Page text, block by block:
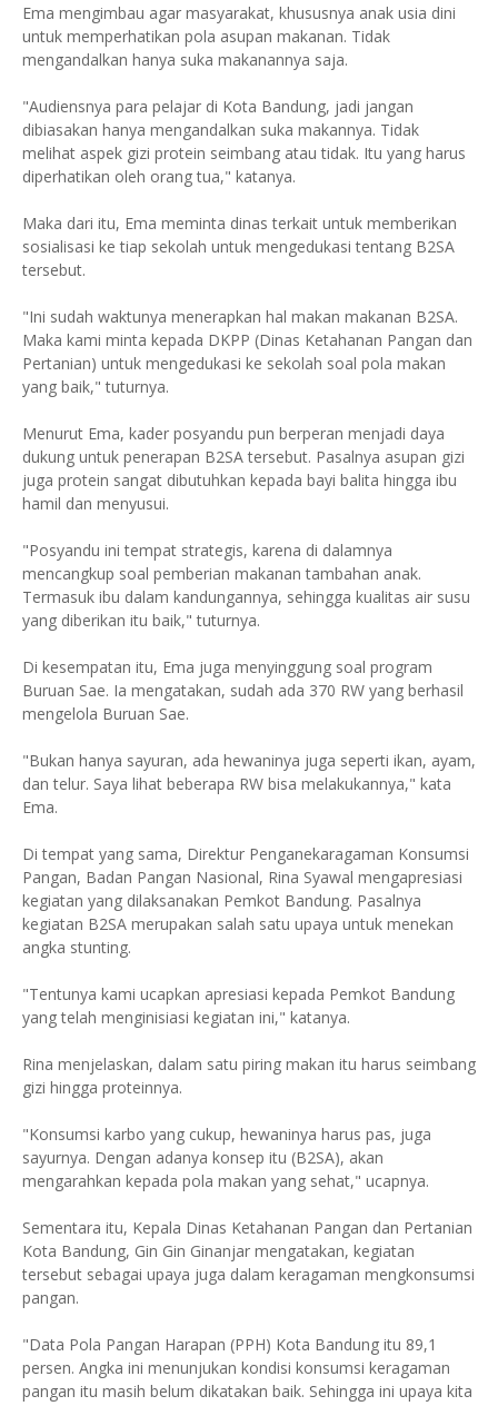
Ema mengimbau agar masyarakat, khususnya anak usia dini
untuk memperhatikan pola asupan makanan. Tidak
mengandalkan hanya suka makanannya saja.
"Audiensnya para pelajar di Kota Bandung, jadi jangan
dibiasakan hanya mengandalkan suka makannya. Tidak
melihat aspek gizi protein seimbang atau tidak. Itu yang harus
diperhatikan oleh orang tua," katanya.
Maka dari itu, Ema meminta dinas terkait untuk memberikan
sosialisasi ke tiap sekolah untuk mengedukasi tentang B2SA
tersebut.
"Ini sudah waktunya menerapkan hal makan makanan B2SA.
Maka kami minta kepada DKPP (Dinas Ketahanan Pangan dan
Pertanian) untuk mengedukasi ke sekolah soal pola makan
yang baik," tuturnya.
Menurut Ema, kader posyandu pun berperan menjadi daya
dukung untuk penerapan B2SA tersebut. Pasalnya asupan gizi
juga protein sangat dibutuhkan kepada bayi balita hingga ibu
hamil dan menyusui.
"Posyandu ini tempat strategis, karena di dalamnya
mencangkup soal pemberian makanan tambahan anak.
Termasuk ibu dalam kandungannya, sehingga kualitas air susu
yang diberikan itu baik," tuturnya.
Di kesempatan itu, Ema juga menyinggung soal program
Buruan Sae. Ia mengatakan, sudah ada 370 RW yang berhasil
mengelola Buruan Sae.
"Bukan hanya sayuran, ada hewaninya juga seperti ikan, ayam,
dan telur. Saya lihat beberapa RW bisa melakukannya," kata
Ema.
Di tempat yang sama, Direktur Penganekaragaman Konsumsi
Pangan, Badan Pangan Nasional, Rina Syawal mengapresiasi
kegiatan yang dilaksanakan Pemkot Bandung. Pasalnya
kegiatan B2SA merupakan salah satu upaya untuk menekan
angka stunting.
"Tentunya kami ucapkan apresiasi kepada Pemkot Bandung
yang telah menginisiasi kegiatan ini," katanya.
Rina menjelaskan, dalam satu piring makan itu harus seimbang
gizi hingga proteinnya.
"Konsumsi karbo yang cukup, hewaninya harus pas, juga
sayurnya. Dengan adanya konsep itu (B2SA), akan
mengarahkan kepada pola makan yang sehat," ucapnya.
Sementara itu, Kepala Dinas Ketahanan Pangan dan Pertanian
Kota Bandung, Gin Gin Ginanjar mengatakan, kegiatan
tersebut sebagai upaya juga dalam keragaman mengkonsumsi
pangan.
"Data Pola Pangan Harapan (PPH) Kota Bandung itu 89,1
persen. Angka ini menunjukan kondisi konsumsi keragaman
pangan itu masih belum dikatakan baik. Sehingga ini upaya kita